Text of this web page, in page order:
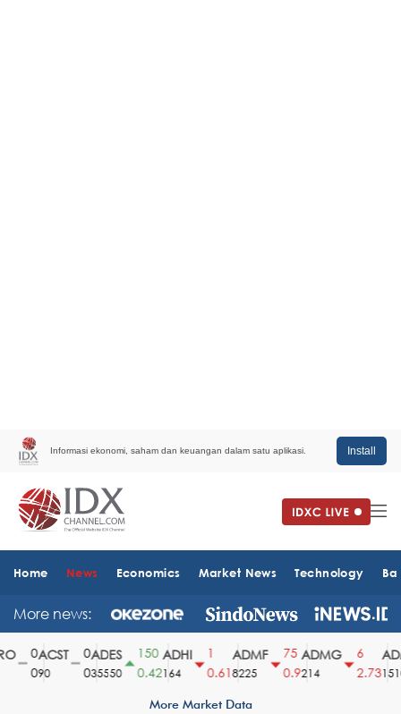
Informasi ekonomi, saham dan keuangan dalam satu aplikasi. Install
Home News Economics Market News Technology
More news:
ACST
90
ADES
35550
150
0.42
ADHI
164
0.61
ADMF
8225
75
0.9
ADMG
214
2.731510
More Market Data